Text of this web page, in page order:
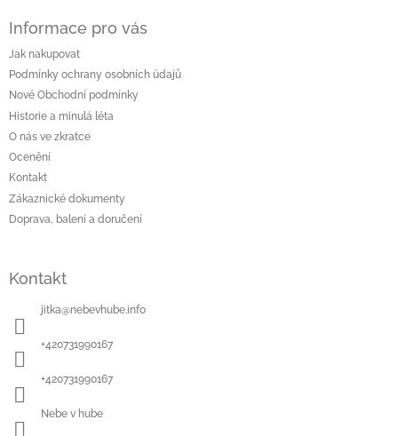
Informace pro vás
Jak nakupovat
Podmínky ochrany osobních údajů
Nové Obchodní podmínky
Historie a minulá léta
O nás ve zkratce
Ocenění
Kontakt
Zákaznické dokumenty
Doprava, balení a doručení
Kontakt
jitka@nebevhube.info
+420731990167
+420731990167
Nebe v hube